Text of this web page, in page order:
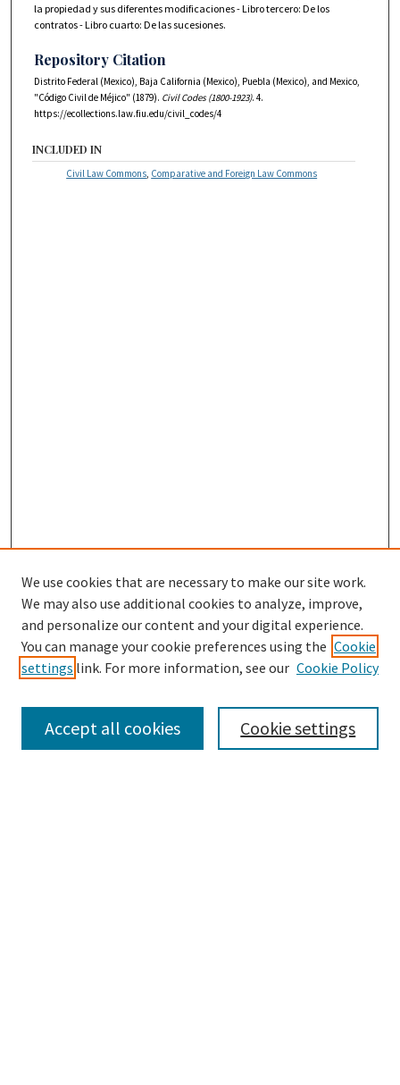
la propiedad y sus diferentes modificaciones - Libro tercero: De los
contratos - Libro cuarto: De las sucesiones.
Repository Citation
Distrito Federal (Mexico), Baja California (Mexico), Puebla (Mexico), and Mexico,
"Código Civil de Méjico" (1879). Civil Codes (1800-1923). 4.
https://ecollections.law.fiu.edu/civil_codes/4
INCLUDED IN
Civil Law Commons, Comparative and Foreign Law Commons
Enter search terms:
We use cookies that are necessary to make our site work.
We may also use additional cookies to analyze, improve,
and personalize our content and your digital experience.
You can manage your cookie preferences using the Cookie
settings link. For more information, see our Cookie Policy
Cookie settings
Accept all cookies